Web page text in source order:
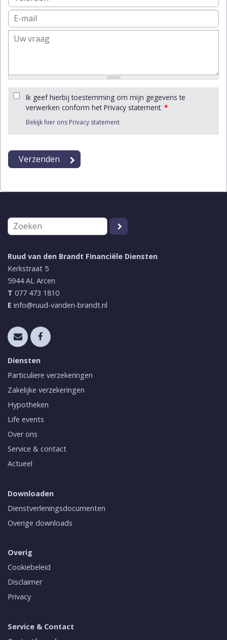
Ik geef hierbij toestemming om mijn gegevens te
verwerken conform het Privacy statement. *
Bekijk hier ons Privacy statement
Ruud van den Brandt Financiële Diensten
Kerkstraat 5
5944 AL Arcen
T 077 473 1810
E info@ruud-vanden-brandt.nl
Diensten
Particuliere verzekeringen
Zakelijke verzekeringen
Hypotheken
Life events
Over ons
Service & contact
Actueel
Downloaden
Dienstverleningsdocumenten
Overige downloads
Overig
Cookiebeleid
Disclaimer
Privacy
Service & Contact